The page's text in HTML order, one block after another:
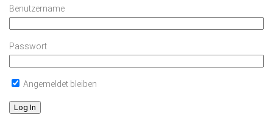
Benutzername
Passwort
Angemeldet bleiben